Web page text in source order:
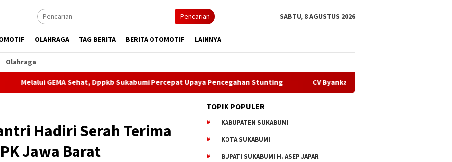
Pencarian SABTU, 8 AGUSTUS 2026
OLAHRAGA TAG BERITA BERITA OTOMOTIF LAINNYA
Olahraga
GEMA Sehat, Dppkb Sukabumi Percepat Upaya Pencegahan Stunting CV Byankarya Pastikan Perbaikan Jalan
Hadiri Serah Terima
Jawa Barat
TOPIK POPULER
KABUPATEN SUKABUMI
KOTA SUKABUMI
BUPATI SUKABUMI H. ASEP JAPAR